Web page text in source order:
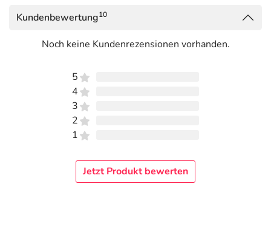
Kundenbewertung10
Noch keine Kundenrezensionen vorhanden.
5
4
3
2
1
Jetzt Produkt bewerten